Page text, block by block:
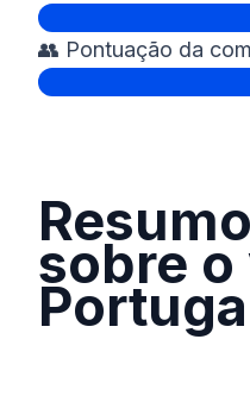
👥 Pontuação da
sobre